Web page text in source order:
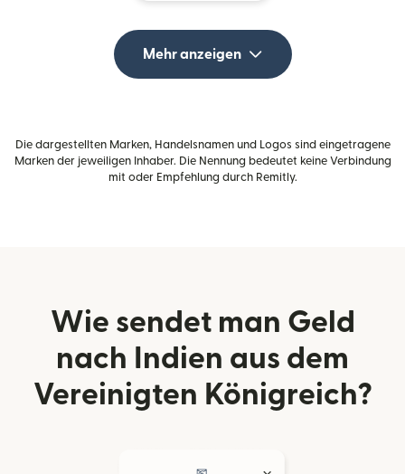
Mehr anzeigen
Die dargestellten Marken, Handelsnamen und Logos sind eingetragene
Marken der jeweiligen Inhaber. Die Nennung bedeutet keine Verbindung
mit oder Empfehlung durch Remitly.
Wie sendet man Geld
nach Indien aus dem
Vereinigten Königreich?